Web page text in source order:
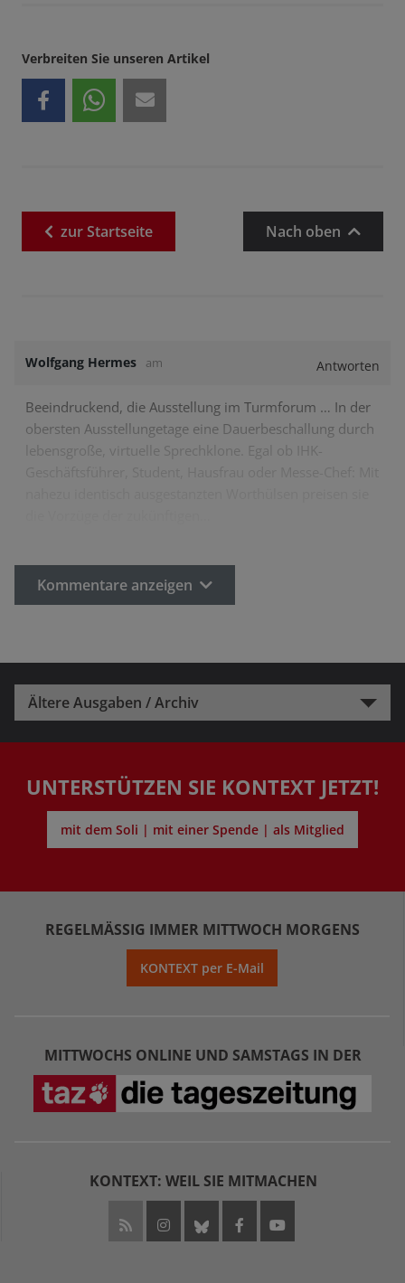
Verbreiten Sie unseren Artikel
zurStartseite Nach oben
Wolfgang Hermes am Antworten
Beeindruckend, die Ausstellung im Turmforum … In der
obersten Ausstellungetage eine Dauerbeschallung durch
lebensgroße, virtuelle Sprechklone. Egal ob IHK-
Kommentare anzeigen
Ältere Ausgaben / Archiv
UNTERSTÜTZEN SIE KONTEXT JETZT!
mit dem Soli | mit einer Spende | als Mitglied
REGELMÄSSIG IMMER MITTWOCH MORGENS
KONTEXT per E-Mail
MITTWOCHS ONLINE UND SAMSTAGS IN DER
KONTEXT: WEIL SIE MITMACHEN